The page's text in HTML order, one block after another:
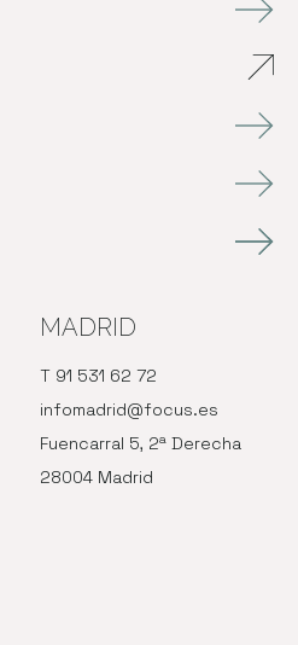
MADRID
T 91 531 62 72
infomadrid@focus.es
Fuencarral 5, 2ª Derecha
28004 Madrid